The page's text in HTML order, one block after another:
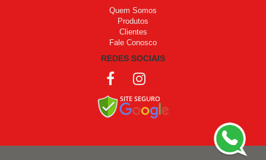
Quem Somos
Produtos
Clientes
Fale Conosco
REDES SOCIAIS